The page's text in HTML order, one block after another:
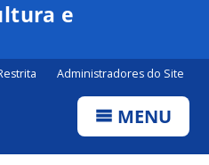
e
Administradores do Site
MENU